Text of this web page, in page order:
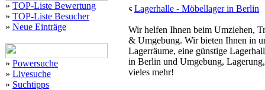
» TOP-Liste Bewertung
» TOP-Liste Besucher
» Neue Einträge
» Powersuche
» Livesuche
» Suchtipps
Lagerhalle - Möbellager in Berlin
Wir helfen Ihnen beim Umziehen,
& Umgebung. Wir bieten Ihnen in
Lagerräume, eine günstige
in Berlin und Umgebung,
vieles mehr!